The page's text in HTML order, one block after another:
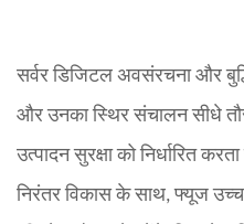
सर्वर डिजिटल अवसंरचना और
और उनका स्थिर संचालन सीधे
उत्पादन सुरक्षा को निर्धारित
निरंतर विकास के साथ, फ्यूज उच्च